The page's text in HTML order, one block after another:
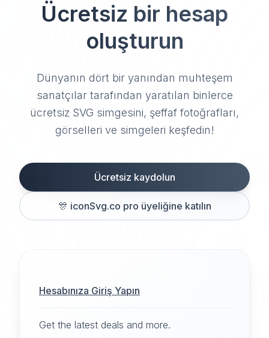
Ücretsiz bir hesap
oluşturun
Dünyanın dört bir yanından muhteşem
sanatçılar tarafından yaratılan binlerce
ücretsiz SVG simgesini, şeffaf fotoğrafları,
görselleri ve simgeleri keşfedin!
Ücretsiz kaydolun
🎊 iconSvg.co pro üyeliğine katılın
Hesabınıza Giriş Yapın
Get the latest deals and more.